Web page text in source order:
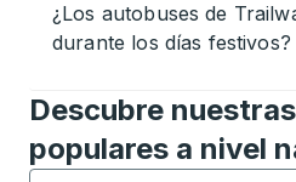
¿Los autobuses de
durante los días festivos?
Descubre
populares a nivel